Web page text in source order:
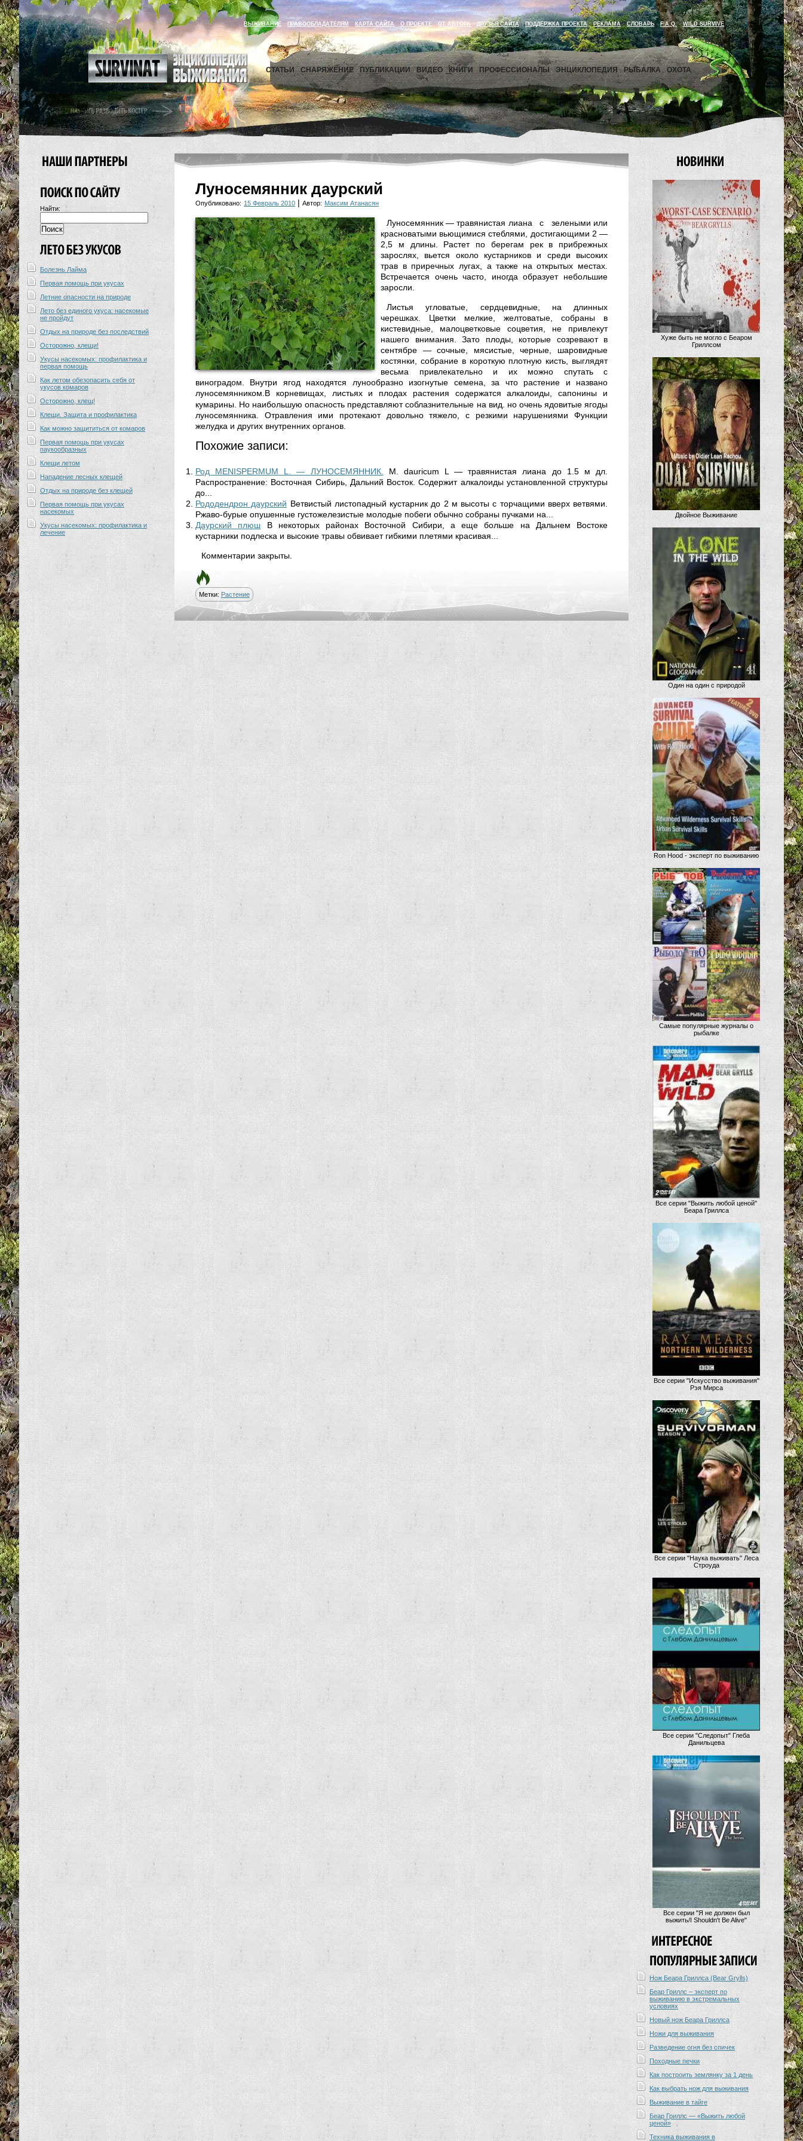
ВЫЖИВАНИЕ ПРАВООБЛАДАТЕЛЯМ КАРТА САЙТА О ПРОЕКТЕ ОТ АВТОРА ДРУЗЬЯ САЙТА ПОДДЕРЖКА ПРОЕКТА РЕКЛАМА СЛОВАРЬ F.A.Q. WILD SURVIVE
СТАТЬИ СНАРЯЖЕНИЕ ПУБЛИКАЦИИ ВИДЕО КНИГИ ПРОФЕССИОНАЛЫ ЭНЦИКЛОПЕДИЯ РЫБАЛКА ОХОТА
Найти:
Болезнь Лайма
Первая помощь при укусах
Летние опасности на природе
Лето без единого укуса: насекомые
не пройдут
Отдых на природе без последствий
Осторожно, клещи!
Укусы насекомых: профилактика и
первая помощь
Как летом обезопасить себя от
укусов комаров
Осторожно, клещ!
Клещи. Защита и профилактика
Как можно защититься от комаров
Первая помощь при укусах
паукообразных
Клещи летом
Нападение лесных клещей
Отдых на природе без клещей
Первая помощь при укусах
насекомых
Укусы насекомых: профилактика и
лечение
Луносемянник даурский
Опубликовано: 15 Февраль 2010 | Автор: Максим Атанасян
Луносемянник — травянистая лиана с зелеными или
красноватыми вьющимися стеблями, достигающими 2 —
2,5 м длины. Растет по бере­гам рек в прибрежных
зарослях, вьется около кустарников и среди высоких
трав в приречных лугах, а также на открытых местах.
Встре­чается очень часто, иногда образует небольшие
заросли.
Листья угловатые, сердце­видные, на длинных
черешках. Цветки мелкие, желтоватые, собраны в
кистевидные, мало­цветковые соцветия, не при­влекут
нашего внимания. Зато плоды, которые созревают в
сентябре — сочные, мясистые, черные, шаровидные
костянки, собрание в короткую плотную кисть, выглядят
весьма привле­кательно и их можно спутать с
виноградом. Внутри ягод нахо­дятся лунообразно изогнутые семена, за что растение и наз­вано
луносемянником. В корневищах, листьях и плодах растения содержатся алкалоиды, сапонины и
кумарины. Но наибольшую опасность представляют соблазнительные на вид. но очень ядовитые ягоды
луносемянника. Отравления ими протекают довольно тяжело, с резкими нарушениями Функции
желудка и других внутренних органов.
Похожие записи:
Род MENISPERMUM L. — ЛУНОСЕМЯННИК.
М. dauricum L — травянистая лиана до 1.5 м дл.
Распространение: Восточная Сибирь, Дальний Восток. Содержит алкалоиды установленной структуры
до...
Рододендрон даурский Ветвистый листопадный кустарник до 2 м высоты с торча­щими вверх ветвями.
Ржаво-бурые опушенные густожелези­стые молодые побеги обычно собраны пучками на...
Даурский плюш
В некоторых районах Восточной Сибири, а еще больше на Дальнем Востоке
кустарники подлеска и высокие травы обвивает гибкими плетями красивая...
Комментарии закрыты.
Метки: Растение
Хуже быть не могло с Беаром
Гриллсом
Двойное Выживание
Один на один с природой
Ron Hood - эксперт по выживанию
Самые популярные журналы о
рыбалке
Все серии "Выжить любой ценой"
Беара Гриллса
Все серии "Искусство выживания"
Рэя Мирса
Все серии "Наука выживать" Леса
Строуда
Все серии "Следопыт" Глеба
Данильцева
Все серии "Я не должен был
выжить/I Shouldn't Be Alive"
Нож Беара Гриллса (Bear Grylls)
Беар Гриллс – эксперт по
выживанию в экстремальных
условиях
Новый нож Беара Гриллса
Ножи для выживания
Разведение огня без спичек
Походные печки
Как построить землянку за 1 день
Как выбрать нож для выживания
Выживание в тайге
Беар Гриллс — «Выжить любой
ценой»
Техника выживания в